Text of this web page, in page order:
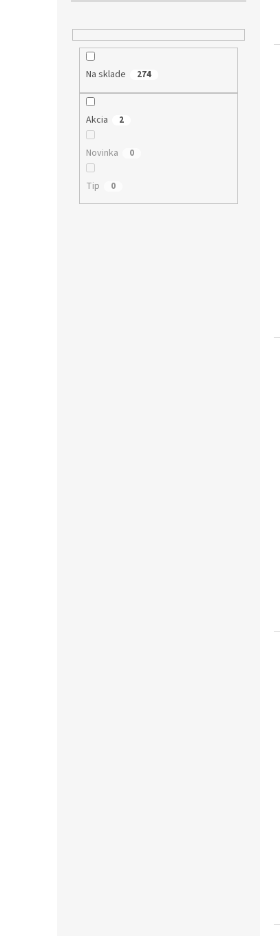
Na sklade 274
Akcia 2
Novinka 0
Tip 0